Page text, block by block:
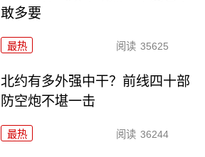
敢多要
最热 阅读 35625
北约有多外强中干？前线四十部
防空炮不堪一击
最热 阅读 36244